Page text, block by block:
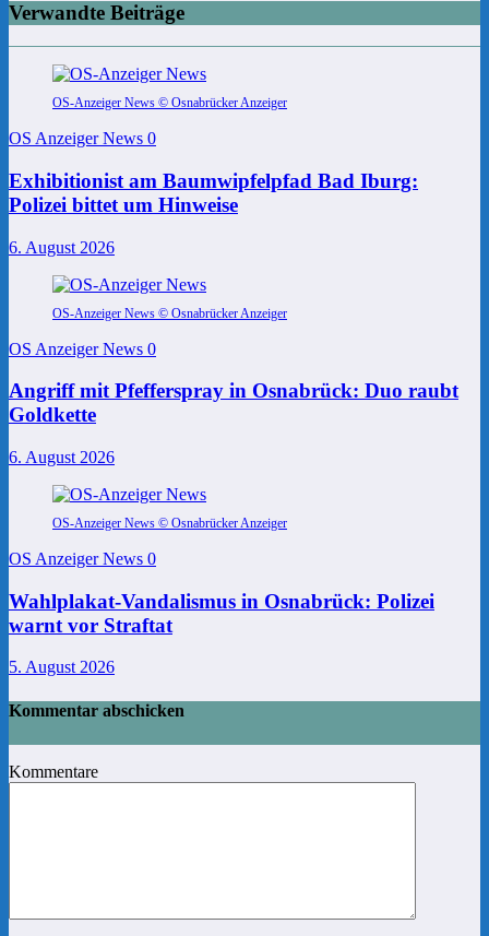
Verwandte Beiträge
OS-Anzeiger News © Osnabrücker Anzeiger
OS Anzeiger News 0
Exhibitionist am Baumwipfelpfad Bad Iburg:
Polizei bittet um Hinweise
6. August 2026
OS-Anzeiger News © Osnabrücker Anzeiger
OS Anzeiger News 0
Angriff mit Pfefferspray in Osnabrück: Duo raubt
Goldkette
6. August 2026
OS-Anzeiger News © Osnabrücker Anzeiger
OS Anzeiger News 0
Wahlplakat-Vandalismus in Osnabrück: Polizei
warnt vor Straftat
5. August 2026
Kommentar abschicken
Kommentare